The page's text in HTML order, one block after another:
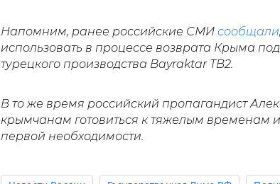
Напомним, ранее российские СМИ сообщали
использовать в процессе возврата Крыма
турецкого производства Bayraktar TB2.
В то же время российский пропагандист
крымчанам готовиться к тяжелым временам
первой необходимости.